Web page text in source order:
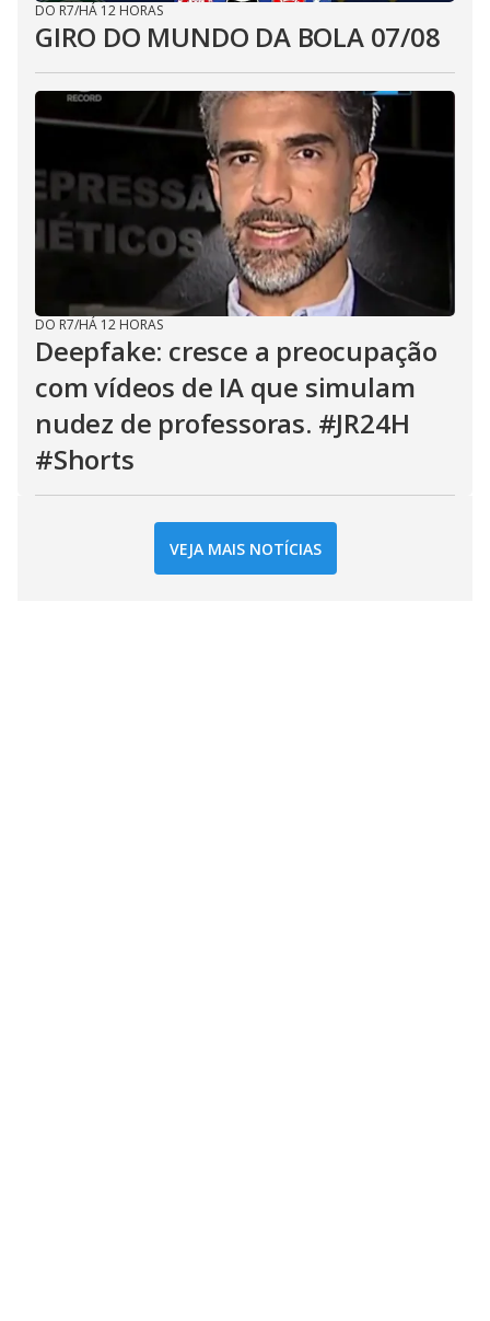
DO R7/HÁ 12 HORAS
GIRO DO MUNDO DA BOLA 07/08
DO R7/HÁ 12 HORAS
Deepfake: cresce a preocupação
com vídeos de IA que simulam
nudez de professoras. #JR24H
#Shorts
VEJA MAIS NOTÍCIAS